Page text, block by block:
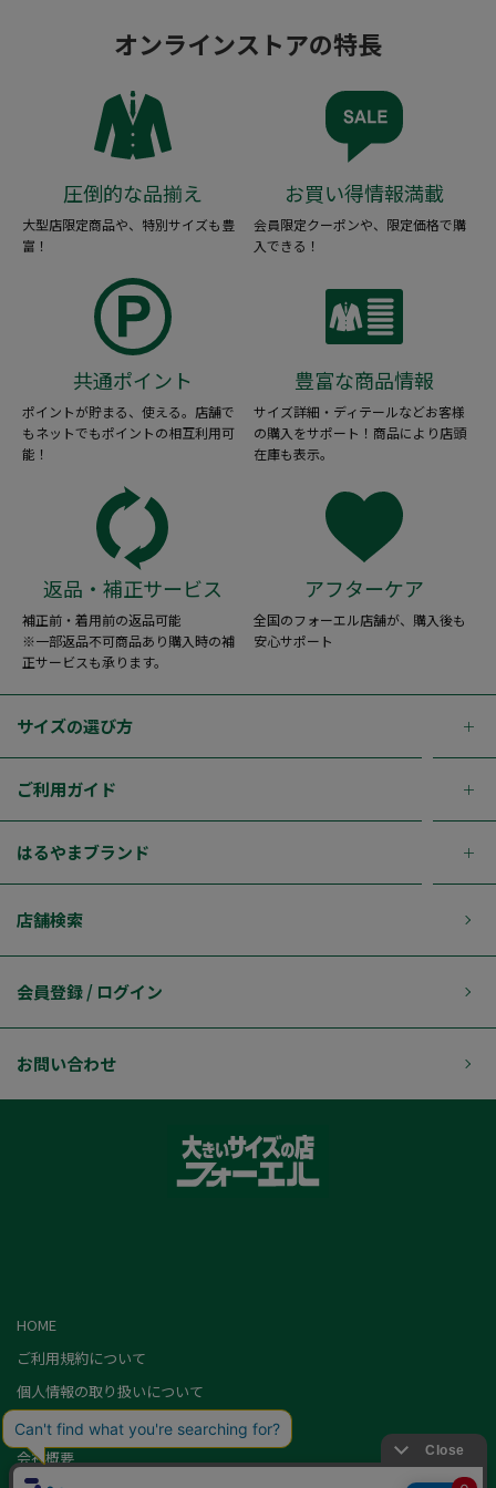
オンラインストアの特長
圧倒的な品揃え
大型店限定商品や、特別サイズも豊
富！
お買い得情報満載
会員限定クーポンや、限定価格で購
入できる！
共通ポイント
ポイントが貯まる、使える。店舗で
もネットでもポイントの相互利用可
能！
豊富な商品情報
サイズ詳細・ディテールなどお客様
の購入をサポート！商品により店頭
在庫も表示。
返品・補正サービス
補正前・着用前の返品可能
※一部返品不可商品あり購入時の補
正サービスも承ります。
アフターケア
全国のフォーエル店舗が、購入後も
安心サポート
サイズの選び方
ご利用ガイド
はるやまブランド
店舗検索
会員登録 / ログイン
お問い合わせ
HOME
ご利用規約について
個人情報の取り扱いについて
特定商取引に基づく表記
会社概要